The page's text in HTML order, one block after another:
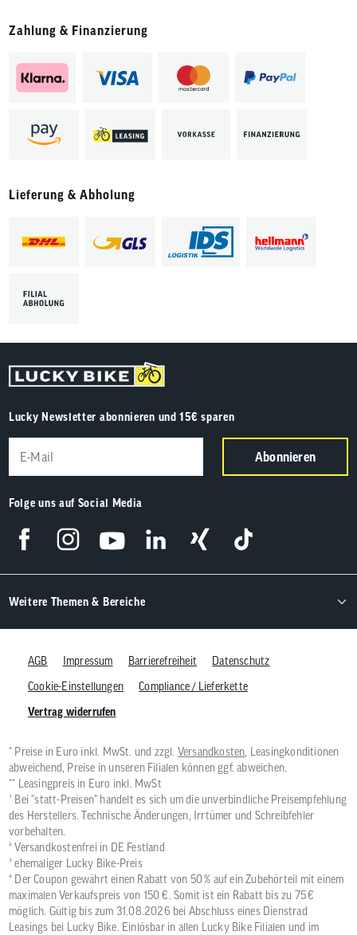
Zahlung & Finanzierung
Lieferung & Abholung
Lucky Newsletter abonnieren und 15€ sparen
Abonnieren
Folge uns auf Social Media
Weitere Themen & Bereiche
AGB Impressum Barrierefreiheit
Datenschutz
Cookie-Einstellungen
Compliance / Lieferkette
Vertrag widerrufen
* Preise in Euro inkl. MwSt. und zzgl. Versandkosten, Leasingkonditionen
abweichend, Preise in unseren Filialen können ggf. abweichen.
** Leasingpreis in Euro inkl. MwSt
¹ Bei "statt-Preisen" handelt es sich um die unverbindliche Preisempfehlung
des Herstellers. Technische Änderungen, Irrtümer und Schreibfehler
vorbehalten.
² Versandkostenfrei in DE Festland
³ ehemaliger Lucky Bike-Preis
⁴ Der Coupon gewährt einen Rabatt von 50 % auf ein Zubehörteil mit einem
maximalen Verkaufspreis von 150 €. Somit ist ein Rabatt bis zu 75 €
möglich. Gültig bis zum 31.08.2026 bei Abschluss eines Dienstrad
Leasings bei Lucky Bike. Einlösbar in allen Lucky Bike Filialen und im